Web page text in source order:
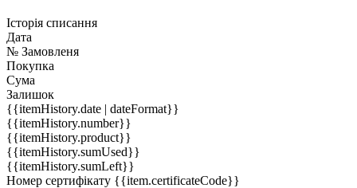
Історія списання
Дата
№ Замовленя
Покупка
Сума
Залишок
{{itemHistory.date | dateFormat}}
{{itemHistory.number}}
{{itemHistory.product}}
{{itemHistory.sumUsed}}
{{itemHistory.sumLeft}}
Номер сертифікату {{item.certificateCode}}